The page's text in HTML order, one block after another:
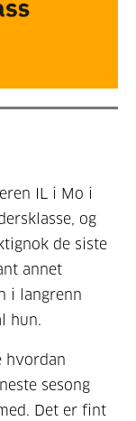
IL i Mo i
og
de siste
annet
i langrenn
hun.
hvordan
sesong
Det er fint